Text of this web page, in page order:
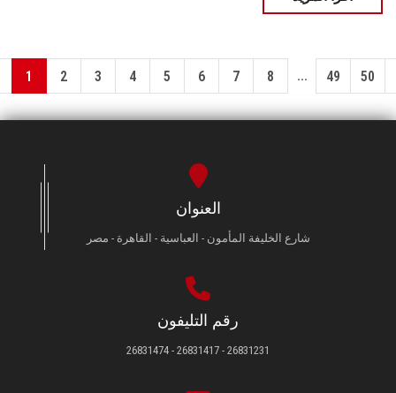
1 2 3 4 5 6 7 8 ... 49 50
العنوان
شارع الخليفة المأمون - العباسية - القاهرة - مصر
رقم التليفون
26831231 - 26831417 - 26831474